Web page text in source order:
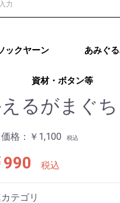
チ
）
春
ックヤーン あみぐ
エルタデ
ルキット
なわとも
その他
資材・ボタン等
るがまぐち
格： ￥1,100 税込
990 税込
テゴリ